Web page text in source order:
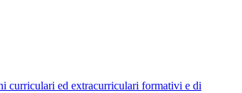
curriculari ed extracurriculari formativi e di